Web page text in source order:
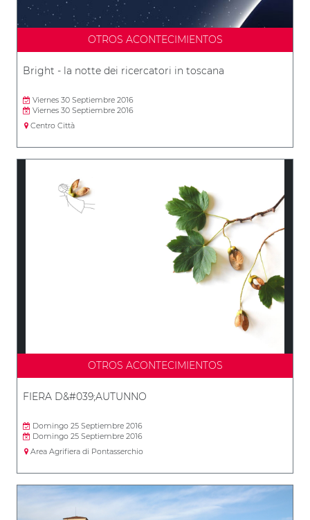
OTROS ACONTECIMIENTOS
Bright - la notte dei ricercatori in toscana
Viernes 30 Septiembre 2016
Viernes 30 Septiembre 2016
Centro Città
OTROS ACONTECIMIENTOS
FIERA D&#039;AUTUNNO
Domingo 25 Septiembre 2016
Domingo 25 Septiembre 2016
Area Agrifiera di Pontasserchio